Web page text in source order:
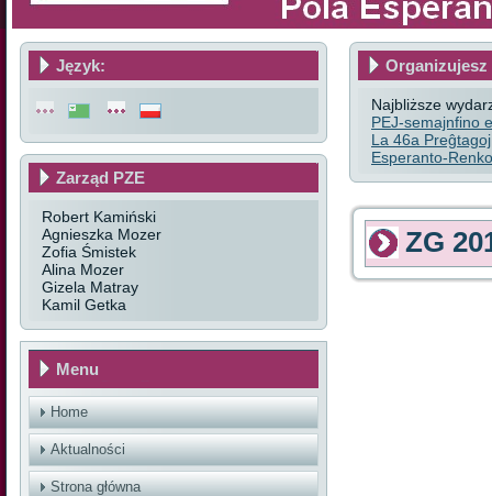
Język:
Zarząd PZE
Robert Kamiński
Agnieszka Mozer
Zofia Śmistek
Alina Mozer
Gizela Matray
Kamil Getka
Menu
Home
Aktualności
Strona główna
Organizujesz
Najbliższe
PEJ-semajnfino
La 46a
Esperanto-
ZG